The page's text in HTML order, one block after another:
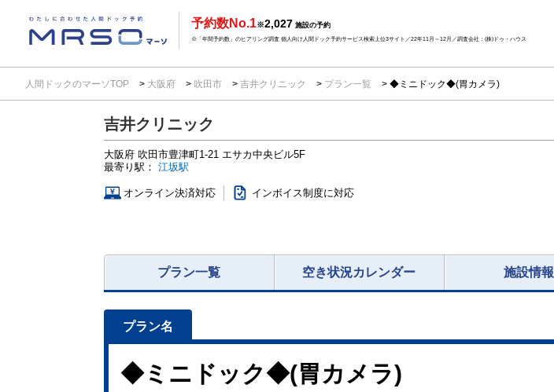
予約数No.1※2,027 施設の予約
※「年間予約数」のヒアリング調査 個人向け人間ドック予約サービス検索上位3サイト／22年11月～12月／調査会社：(株)ドゥ・ハウス
人間ドックのマーソTOP 大阪府 吹田市 吉井クリニック プラン一覧 ◆ミニドック◆(胃カメラ)
吉井クリニック
大阪府 吹田市豊津町1-21 エサカ中央ビル5F
最寄り駅： 江坂駅
オンライン決済対応 インボイス制度に対応
プラン一覧 空き状況カレンダー 施設情報
◆ミニドック◆(胃カメラ)